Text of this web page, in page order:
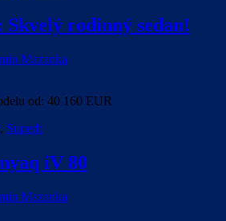
rodinný sedan!
Mazanka
od: 40 160 EUR
, Superb
iV 80
Mazanka